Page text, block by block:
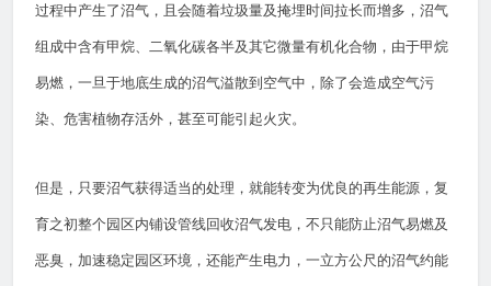
过程中产生了沼气，且会随着垃圾量及掩埋时间拉长而增多，沼气
组成中含有甲烷、二氧化碳各半及其它微量有机化合物，由于甲烷
易燃，一旦于地底生成的沼气溢散到空气中，除了会造成空气污
染、危害植物存活外，甚至可能引起火灾。
但是，只要沼气获得适当的处理，就能转变为优良的再生能源，复
育之初整个园区内铺设管线回收沼气发电，不只能防止沼气易燃及
恶臭，加速稳定园区环境，还能产生电力，一立方公尺的沼气约能